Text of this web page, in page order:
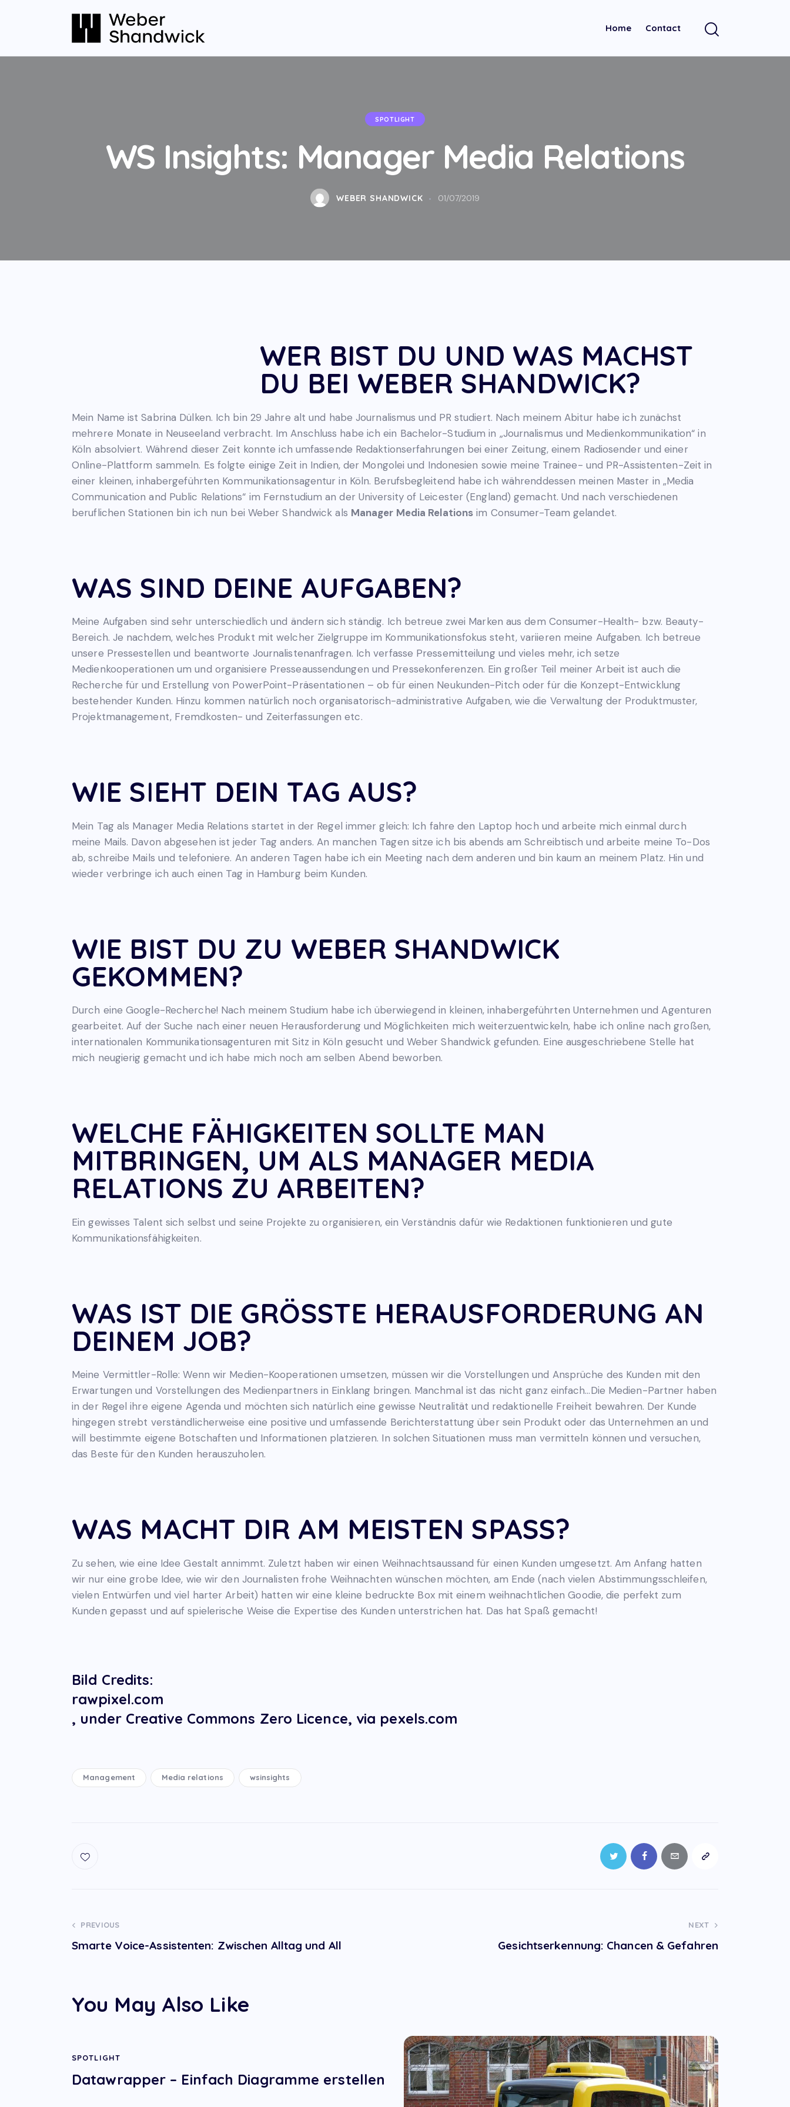
Home Contact
SPOTLIGHT
WS Insights: Manager Media Relations
WEBER SHANDWICK 01/07/2019
WER BIST DU UND WAS MACHST
DU BEI WEBER SHANDWICK?
Mein Name ist Sabrina Dülken. Ich bin 29 Jahre alt und habe Journalismus und PR studiert. Nach meinem Abitur habe ich zunächst
mehrere Monate in Neuseeland verbracht. Im Anschluss habe ich ein Bachelor-Studium in „Journalismus und Medienkommunikation“ in
Köln absolviert. Während dieser Zeit konnte ich umfassende Redaktionserfahrungen bei einer Zeitung, einem Radiosender und einer
Online-Plattform sammeln. Es folgte einige Zeit in Indien, der Mongolei und Indonesien sowie meine Trainee- und PR-Assistenten-Zeit in
einer kleinen, inhabergeführten Kommunikationsagentur in Köln. Berufsbegleitend habe ich währenddessen meinen Master in „Media
Communication and Public Relations“ im Fernstudium an der University of Leicester (England) gemacht. Und nach verschiedenen
beruflichen Stationen bin ich nun bei Weber Shandwick als Manager Media Relations im Consumer-Team gelandet.
WAS SIND DEINE AUFGABEN?
Meine Aufgaben sind sehr unterschiedlich und ändern sich ständig. Ich betreue zwei Marken aus dem Consumer-Health- bzw. Beauty-
Bereich. Je nachdem, welches Produkt mit welcher Zielgruppe im Kommunikationsfokus steht, variieren meine Aufgaben. Ich betreue
unsere Pressestellen und beantworte Journalistenanfragen. Ich verfasse Pressemitteilung und vieles mehr, ich setze
Medienkooperationen um und organisiere Presseaussendungen und Pressekonferenzen. Ein großer Teil meiner Arbeit ist auch die
Recherche für und Erstellung von PowerPoint-Präsentationen – ob für einen Neukunden-Pitch oder für die Konzept-Entwicklung
bestehender Kunden. Hinzu kommen natürlich noch organisatorisch-administrative Aufgaben, wie die Verwaltung der Produktmuster,
Projektmanagement, Fremdkosten- und Zeiterfassungen etc.
WIE SIEHT DEIN TAG AUS?
Mein Tag als Manager Media Relations startet in der Regel immer gleich: Ich fahre den Laptop hoch und arbeite mich einmal durch
meine Mails. Davon abgesehen ist jeder Tag anders. An manchen Tagen sitze ich bis abends am Schreibtisch und arbeite meine To-Dos
ab, schreibe Mails und telefoniere. An anderen Tagen habe ich ein Meeting nach dem anderen und bin kaum an meinem Platz. Hin und
wieder verbringe ich auch einen Tag in Hamburg beim Kunden.
WIE BIST DU ZU WEBER SHANDWICK
GEKOMMEN?
Durch eine Google-Recherche! Nach meinem Studium habe ich überwiegend in kleinen, inhabergeführten Unternehmen und Agenturen
gearbeitet. Auf der Suche nach einer neuen Herausforderung und Möglichkeiten mich weiterzuentwickeln, habe ich online nach großen,
internationalen Kommunikationsagenturen mit Sitz in Köln gesucht und Weber Shandwick gefunden. Eine ausgeschriebene Stelle hat
mich neugierig gemacht und ich habe mich noch am selben Abend beworben.
WELCHE FÄHIGKEITEN SOLLTE MAN
MITBRINGEN, UM ALS MANAGER MEDIA
RELATIONS ZU ARBEITEN?
Ein gewisses Talent sich selbst und seine Projekte zu organisieren, ein Verständnis dafür wie Redaktionen funktionieren und gute
Kommunikationsfähigkeiten.
WAS IST DIE GRÖSSTE HERAUSFORDERUNG AN
DEINEM JOB?
Meine Vermittler-Rolle: Wenn wir Medien-Kooperationen umsetzen, müssen wir die Vorstellungen und Ansprüche des Kunden mit den
Erwartungen und Vorstellungen des Medienpartners in Einklang bringen. Manchmal ist das nicht ganz einfach…Die Medien-Partner haben
in der Regel ihre eigene Agenda und möchten sich natürlich eine gewisse Neutralität und redaktionelle Freiheit bewahren. Der Kunde
hingegen strebt verständlicherweise eine positive und umfassende Berichterstattung über sein Produkt oder das Unternehmen an und
will bestimmte eigene Botschaften und Informationen platzieren. In solchen Situationen muss man vermitteln können und versuchen,
das Beste für den Kunden herauszuholen.
WAS MACHT DIR AM MEISTEN SPASS?
Zu sehen, wie eine Idee Gestalt annimmt. Zuletzt haben wir einen Weihnachtsaussand für einen Kunden umgesetzt. Am Anfang hatten
wir nur eine grobe Idee, wie wir den Journalisten frohe Weihnachten wünschen möchten, am Ende (nach vielen Abstimmungsschleifen,
vielen Entwürfen und viel harter Arbeit) hatten wir eine kleine bedruckte Box mit einem weihnachtlichen Goodie, die perfekt zum
Kunden gepasst und auf spielerische Weise die Expertise des Kunden unterstrichen hat. Das hat Spaß gemacht!
Bild Credits:
rawpixel.com
, under Creative Commons Zero Licence, via pexels.com
Management Media relations wsinsights
Post
navigation
PREVIOUS
Smarte Voice-Assistenten: Zwischen Alltag und All
NEXT
Gesichtserkennung: Chancen & Gefahren
You May Also Like
SPOTLIGHT
Datawrapper – Einfach Diagramme erstellen